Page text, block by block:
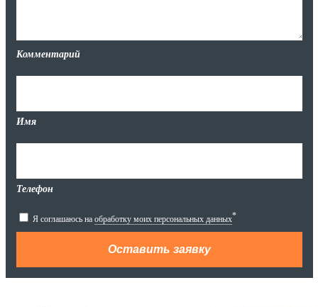
Комментарий
Имя
Телефон
Я соглашаюсь на обработку моих персональных данных*